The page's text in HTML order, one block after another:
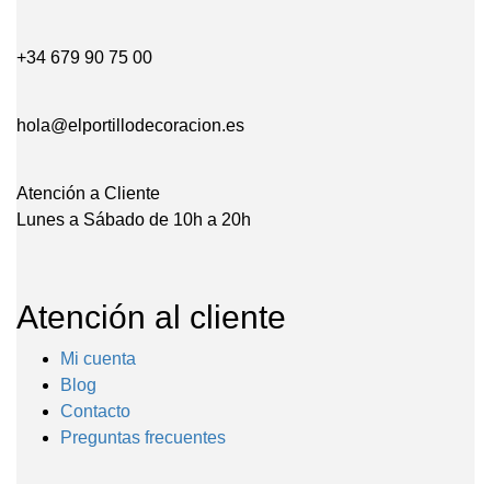
+34 679 90 75 00
hola@elportillodecoracion.es
Atención a Cliente
Lunes a Sábado de 10h a 20h
Atención al cliente
Mi cuenta
Blog
Contacto
Preguntas frecuentes